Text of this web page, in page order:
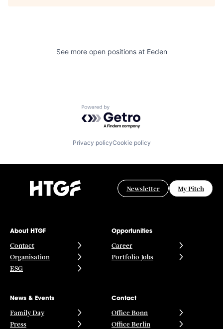
See more open positions at Eeden
Powered by Getro.com
Privacy policyCookie policy
Newsletter My Pitch
About HTGF
Contact
Organisation
ESG
Opportunities
Career
Portfolio Jobs
News & Events
Family Day
Press
Contact
Office Bonn
Office Berlin